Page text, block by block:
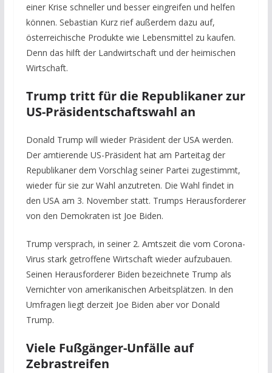
einer Krise schneller und besser eingreifen und helfen
können. Sebastian Kurz rief außerdem dazu auf,
österreichische Produkte wie Lebensmittel zu kaufen.
Denn das hilft der Landwirtschaft und der heimischen
Wirtschaft.
Trump tritt für die Republikaner zur
US-Präsidentschaftswahl an
Donald Trump will wieder Präsident der USA werden.
Der amtierende US-Präsident hat am Parteitag der
Republikaner dem Vorschlag seiner Partei zugestimmt,
wieder für sie zur Wahl anzutreten. Die Wahl findet in
den USA am 3. November statt. Trumps Herausforderer
von den Demokraten ist Joe Biden.
Trump versprach, in seiner 2. Amtszeit die vom Corona-
Virus stark getroffene Wirtschaft wieder aufzubauen.
Seinen Herausforderer Biden bezeichnete Trump als
Vernichter von amerikanischen Arbeitsplätzen. In den
Umfragen liegt derzeit Joe Biden aber vor Donald
Trump.
Viele Fußgänger-Unfälle auf
Zebrastreifen